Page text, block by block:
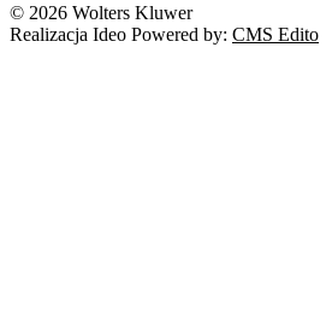
© 2026 Wolters Kluwer
Realizacja Ideo Powered by: CMS Edito